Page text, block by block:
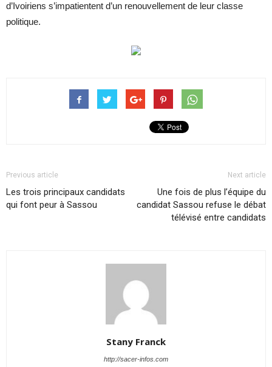
d’Ivoiriens s’impatientent d’un renouvellement de leur classe
politique.
Previous article
Les trois principaux candidats
qui font peur à Sassou
Next article
Une fois de plus l’équipe du
candidat Sassou refuse le débat
télévisé entre candidats
Stany Franck
http://sacer-infos.com